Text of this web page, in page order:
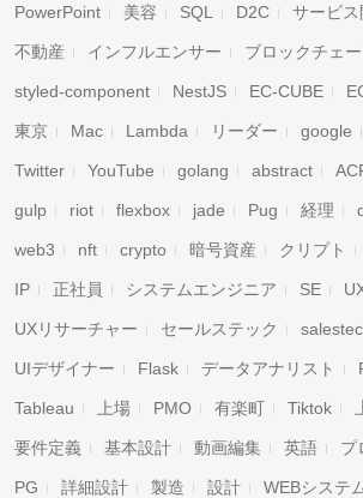
PowerPoint 美容 SQL D2C サービス
不動産 インフルエンサー ブロックチェ
styled-component NestJS EC-CUBE
東京 Mac Lambda リーダー google
Twitter YouTube golang abstract
gulp riot flexbox jade Pug 経理
web3 nft crypto 暗号資産 クリプト
IP 正社員 システムエンジニア SE
UXリサーチャー セールステック
UIデザイナー Flask データアナリスト
Tableau 上場 PMO 有楽町 Tiktok
要件定義 基本設計 動画編集 英語 プ
PG 詳細設計 製造 設計 WEBシステ